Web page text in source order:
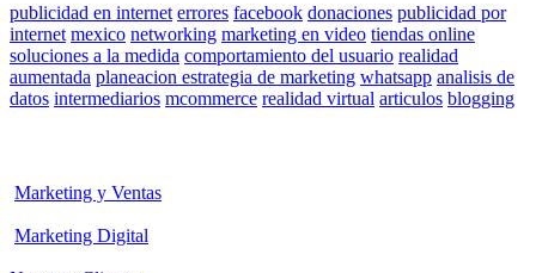
publicidad en internet errores facebook donaciones publicidad por
internet mexico networking marketing en video tiendas online
soluciones a la medida comportamiento del usuario realidad
aumentada planeacion estrategia de marketing whatsapp analisis de
datos intermediarios mcommerce realidad virtual articulos blogging
Marketing y Ventas
Marketing Digital